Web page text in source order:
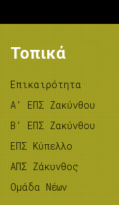
Τοπικά
Επικαιρότητα
A’ ΕΠΣ Ζακύνθου
B’ ΕΠΣ Ζακύνθου
ΕΠΣ Κύπελλο
ΑΠΣ Ζάκυνθος
Ομάδα Νέων